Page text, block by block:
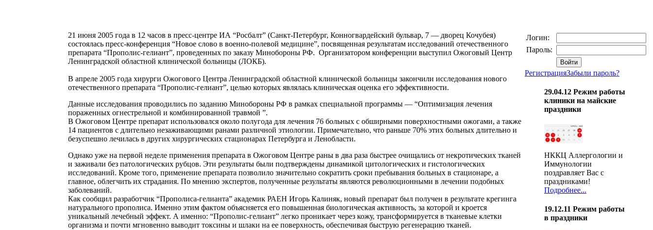
21 июня 2005 года в 12 часов в пресс-центре ИА “Росбалт” (Санкт-Петербург, Конногвардейский бульвар, 7 — дворец Кочубея)
состоялась пресс-конференция “Новое слово в военно-полевой медицине”, посвященная результатам исследований отечественного
препарата “Прополис-гелиант”, проведенных по заказу Минобороны РФ. Организатором конференции выступил Ожоговый Центр
Ленинградской областной клинической больницы (ЛОКБ).
В апреле 2005 года хирурги Ожогового Центра Ленинградской областной клинической больницы закончили исследования нового
отечественного препарата “Прополис-гелиант”, целью которых являлась клиническая оценка его эффективности.
Данные исследования проводились по заданию Минобороны РФ в рамках специальной программы — “Оптимизация лечения
пораженных огнестрельной и комбинированной травмой ”.
В Ожоговом Центре препарат использовался около полугода для лечения 76 больных с обширными поверхностными ожогами, а также
14 пациентов с длительно незаживающими ранами различной этиологии. Примечательно, что раньше 70% этих больных длительно и
безуспешно лечилась в других хирургических стационарах Петербурга и Ленобласти.
Однако уже на первой неделе применения препарата в Ожоговом Центре раны в два раза быстрее очищались от некротических тканей
и заживали без патологических рубцов. Эти результаты были подтверждены динамикой цитологических и гистологических
исследований. Кроме того, применение препарата позволило значительно сократить сроки пребывания больных в стационаре, а
главное, облегчить их страдания. По мнению экспертов, полученные результаты являются революционными в лечении подобных
заболеваний.
Как сообщил разработчик “Прополиса-гелианта” академик РАЕН Игорь Калиняк, новый препарат был получен в результате крегинга
натурального прополиса. Именно этим фактом объясняется его повышенная биологическая активность, за которой и кроется
уникальный лечебный эффект. А именно: “Прополис-гелиант” легко проникает через кожу, трансформируется в тканевые клетки
организма и почти мгновенно выводит токсины и шлаки на ее поверхность, обеспечивая быструю регенерацию тканей.
Логин:
Пароль:
РегистрацияЗабыли пароль?
29.04.12 Режим работы
клиники на майские
праздники
НККЦ Аллергологии и
Иммунологии
поздравляет Вас с
праздниками!
Подробнее...
19.12.11 Режим работы
в праздники